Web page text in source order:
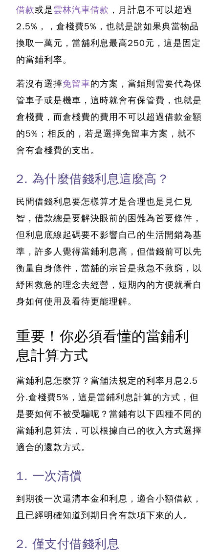
借款或是雲林汽車借款 ，月計息不可以超過
2.5%，，倉棧費5%，也就是說如果典當物品
換取一萬元，當舖利息最高250元，這是固定
的當鋪利率。
若沒有選擇免留車的方案，當鋪則需要代為保
管車子或是機車，這時就會有保管費，也就是
倉棧費，而倉棧費的費用不可以超過借款金額
的5%；相反的，若是選擇免留車方案，就不
會有倉棧費的支出。
2. 為什麼借錢利息這麼高？
民間借錢利息要怎樣算才是合理也是見仁見
智，借款總是要解決眼前的困難為首要條件，
但利息底線起碼要不影響自己的生活開銷為基
準， 許多人覺得當鋪利息高，但借錢前可以先
衡量自身條件 ，當舖的宗旨是救急不救窮，以
紓困救急的理念去經營，短期內的方便就看自
身如何使用及看待更能理解。
重要！你必須看懂的當鋪利
息計算方式
當鋪利息怎麼算？當舖法規定的利率月息2.5
分.倉棧費5% ，這是當鋪利息計算的方式，但
是要如何不被受騙呢？當鋪有以下四種不同的
當鋪利息算法，可以根據自己的收入方式選擇
適合的還款方式。
1. 一次清償
到期後一次還清本金和利息，適合小額借款，
且已經明確知道到期日會有款項下來的人。
2. 僅支付借錢利息